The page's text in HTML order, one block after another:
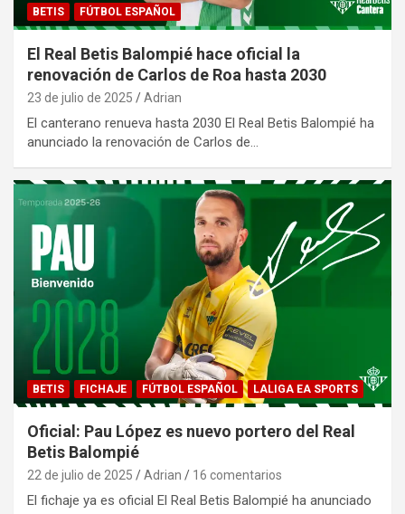
BETIS FÚTBOL ESPAÑOL
El Real Betis Balompié hace oficial la
renovación de Carlos de Roa hasta 2030
23 de julio de 2025 Adrian
El canterano renueva hasta 2030 El Real Betis Balompié ha
anunciado la renovación de Carlos de…
BETIS FICHAJE FÚTBOL ESPAÑOL LALIGA EA SPORTS
Oficial: Pau López es nuevo portero del Real
Betis Balompié
22 de julio de 2025 Adrian 16 comentarios
El fichaje ya es oficial El Real Betis Balompié ha anunciado